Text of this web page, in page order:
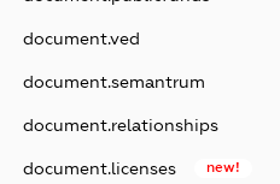
document.ved
document.semantrum
document.relationships
document.licenses new!